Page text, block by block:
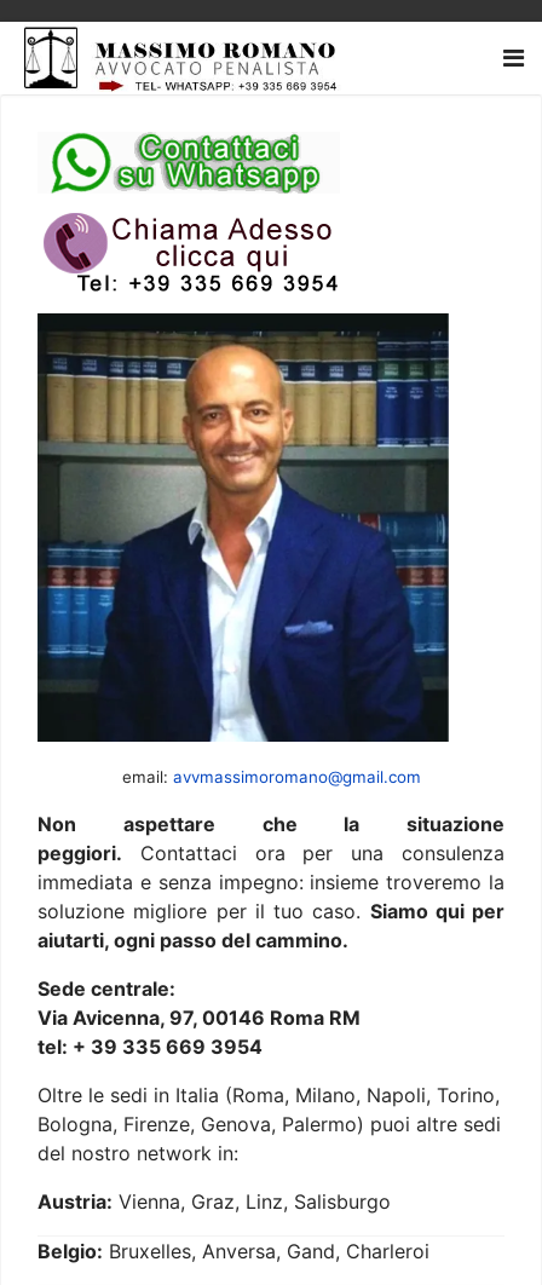
email: avvmassimoromano@gmail.com
Non aspettare che la situazione
peggiori. Contattaci ora per una consulenza
immediata e senza impegno: insieme troveremo la
soluzione migliore per il tuo caso. Siamo qui per
aiutarti, ogni passo del cammino.
Sede centrale:
Via Avicenna, 97, 00146 Roma RM
tel: + 39 335 669 3954
Oltre le sedi in Italia (Roma, Milano, Napoli, Torino,
Bologna, Firenze, Genova, Palermo) puoi altre sedi
del nostro network in:
Austria: Vienna, Graz, Linz, Salisburgo
Belgio: Bruxelles, Anversa, Gand, Charleroi